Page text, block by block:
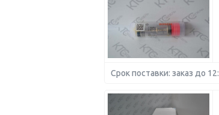
Срок поставки: заказ до